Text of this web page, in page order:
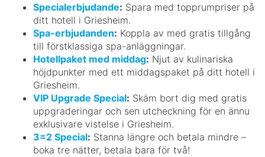
Specialerbjudande: Spara med topprumpriser på
ditt hotell i Griesheim.
Spa-erbjudanden: Koppla av med gratis tillgång
till förstklassiga spa-anläggningar.
Hotellpaket med middag: Njut av kulinariska
höjdpunkter med ett middagspaket på ditt hotell i
Griesheim.
VIP Upgrade Special: Skäm bort dig med gratis
uppgraderingar och sen utcheckning för en ännu
exklusivare vistelse i Griesheim.
3=2 Special: Stanna längre och betala mindre –
boka tre nätter, betala bara för två!